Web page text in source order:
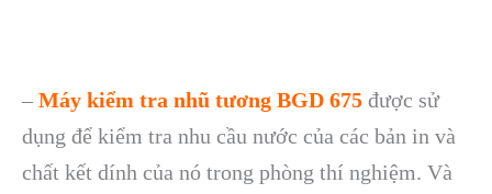
– Máy kiểm tra nhũ tương BGD 675 được sử
dụng để kiểm tra nhu cầu nước của các bản in và
chất kết dính của nó trong phòng thí nghiệm. Và